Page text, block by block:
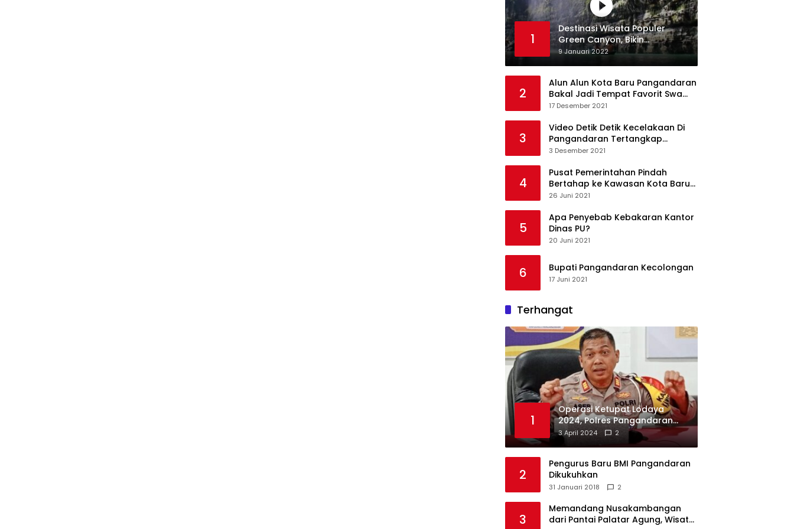
1
Destinasi Wisata Populer
Green Canyon, Bikin
Ketagihan Wisatawan
9 Januari 2022
2
Alun Alun Kota Baru Pangandaran
Bakal Jadi Tempat Favorit Swa
Foto Selfie
17 Desember 2021
3
Video Detik Detik Kecelakaan Di
Pangandaran Tertangkap
Kamera Handphone
3 Desember 2021
4
Pusat Pemerintahan Pindah
Bertahap ke Kawasan Kota Baru
Pangandaran
26 Juni 2021
5
Apa Penyebab Kebakaran Kantor
Dinas PU?
20 Juni 2021
6 Bupati Pangandaran Kecolongan
17 Juni 2021
Terhangat
1
Operasi Ketupat Lodaya
2024, Polres Pangandaran
Dirikan 12 Pos Pengamanan
3 April 2024 2
2
Pengurus Baru BMI Pangandaran
Dikukuhkan
31 Januari 2018 2
3
Memandang Nusakambangan
dari Pantai Palatar Agung, Wisata